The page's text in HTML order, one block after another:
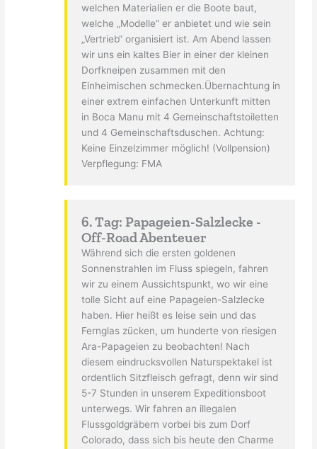
welchen Materialien er die Boote baut,
welche „Modelle“ er anbietet und wie sein
„Vertrieb“ organisiert ist. Am Abend lassen
wir uns ein kaltes Bier in einer der kleinen
Dorfkneipen zusammen mit den
Einheimischen schmecken.Übernachtung in
einer extrem einfachen Unterkunft mitten
in Boca Manu mit 4 Gemeinschaftstoiletten
und 4 Gemeinschaftsduschen. Achtung:
Keine Einzelzimmer möglich! (Vollpension)
Verpflegung: FMA
6. Tag: Papageien-Salzlecke -
Off-Road Abenteuer
Während sich die ersten goldenen
Sonnenstrahlen im Fluss spiegeln, fahren
wir zu einem Aussichtspunkt, wo wir eine
tolle Sicht auf eine Papageien-Salzlecke
haben. Hier heißt es leise sein und das
Fernglas zücken, um hunderte von riesigen
Ara-Papageien zu beobachten! Nach
diesem eindrucksvollen Naturspektakel ist
ordentlich Sitzfleisch gefragt, denn wir sind
5-7 Stunden in unserem Expeditionsboot
unterwegs. Wir fahren an illegalen
Flussgoldgräbern vorbei bis zum Dorf
Colorado, dass sich bis heute den Charme